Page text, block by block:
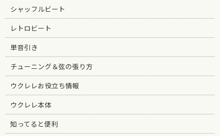
シャッフルビート
レトロビート
単音引き
チューニング＆弦の張り方
ウクレレお役立ち情報
ウクレレ本体
知ってると便利